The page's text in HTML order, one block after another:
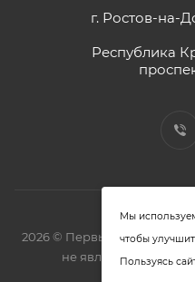
г. Ростов-на-
Республика
2026 © Первый замочный -
не являются
Мы
чтобы
Пользуясь